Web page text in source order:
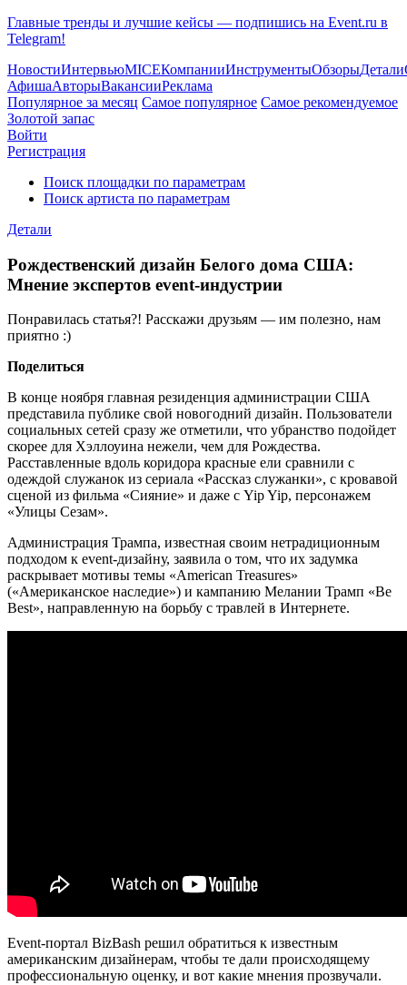
Главные тренды и лучшие кейсы — подпишись на Event.ru в
Telegram!
НовостиИнтервьюMICEКомпанииИнструментыОбзорыДетали
АфишаАвторыВакансииРеклама
Популярное за месяц Самое популярное Самое рекомендуемое
Золотой запас
Войти
Регистрация
Поиск площадки по параметрам
Поиск артиста по параметрам
Детали
Рождественский дизайн Белого дома США:
Мнение экспертов event-индустрии
Понравилась статья?! Расскажи друзьям — им полезно, нам
приятно :)
Поделиться
В конце ноября главная резиденция администрации США
представила публике свой новогодний дизайн. Пользователи
социальных сетей сразу же отметили, что убранство подойдет
скорее для Хэллоуина нежели, чем для Рождества.
Расставленные вдоль коридора красные ели сравнили с
одеждой служанок из сериала «Рассказ служанки», с кровавой
сценой из фильма «Сияние» и даже с Yip Yip, персонажем
«Улицы Сезам».
Администрация Трампа, известная своим нетрадиционным
подходом к event-дизайну, заявила о том, что их задумка
раскрывает мотивы темы «American Treasures»
(«Американское наследие») и кампанию Мелании Трамп «Be
Best», направленную на борьбу с травлей в Интернете.
Event-портал BizBash решил обратиться к известным
американским дизайнерам, чтобы те дали происходящему
профессиональную оценку, и вот какие мнения прозвучали.